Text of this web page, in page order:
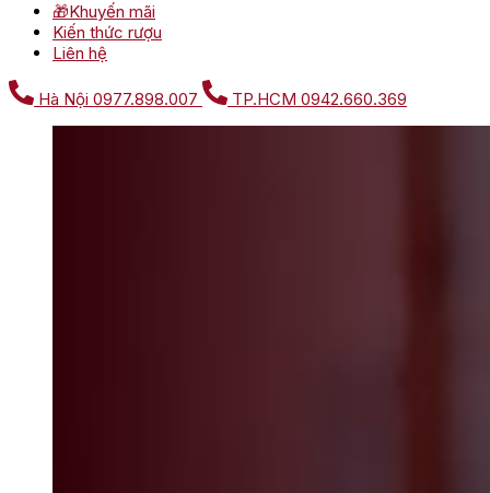
🎁Khuyến mãi
Kiến thức rượu
Liên hệ
Hà Nội 0977.898.007 TP.HCM 0942.660.369